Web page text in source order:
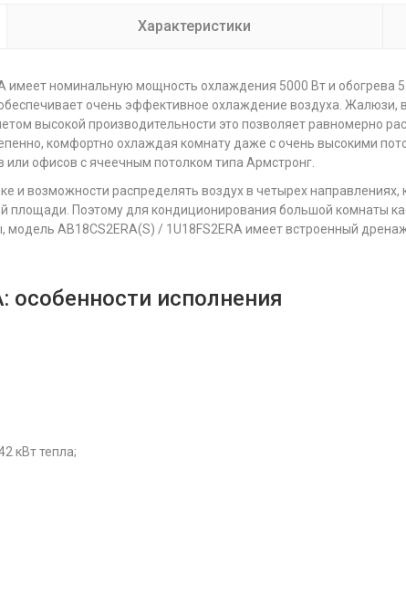
Характеристики
имеет номинальную мощность охлаждения 5000 Вт и обогрева
очень эффективное охлаждение воздуха.
высокой производительности это позволяет равномерно
комфортно охлаждая комнату даже с очень высокими
офисов с ячеечным потолком типа Армстронг.
возможности распределять воздух в четырех направлениях,
площади. Поэтому для кондиционирования большой комнаты
модель AB18CS2ERA(S) / 1U18FS2ERA имеет встроенный
особенности исполнения
кВт тепла;